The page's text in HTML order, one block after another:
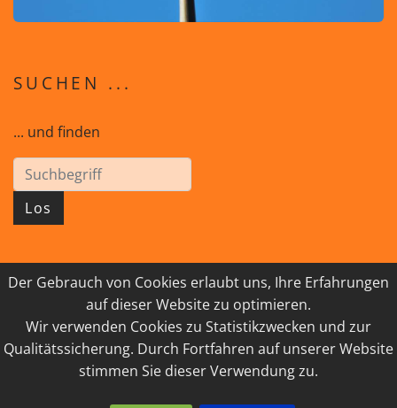
Der Gebrauch von Cookies erlaubt uns, Ihre Erfahrungen
auf dieser Website zu optimieren.
Wir verwenden Cookies zu Statistikzwecken und zur
Qualitätssicherung. Durch Fortfahren auf unserer Website
stimmen Sie dieser Verwendung zu.
SUCHEN ...
... und finden
Los
© 2026 GEISTreich - Diözese Innsbruck
IMPRESSUM
LINKSAMMLUNG
DATENSCHUTZ
KONTAKT